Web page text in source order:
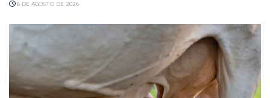
6 DE AGOSTO DE 2026